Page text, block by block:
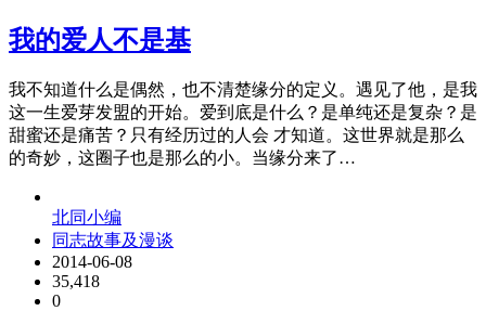
我的爱人不是基
我不知道什么是偶然，也不清楚缘分的定义。遇见了他，是我
这一生爱芽发盟的开始。爱到底是什么？是单纯还是复杂？是
甜蜜还是痛苦？只有经历过的人会 才知道。这世界就是那么
的奇妙，这圈子也是那么的小。当缘分来了…
北同小编
同志故事及漫谈
2014-06-08
35,418
0